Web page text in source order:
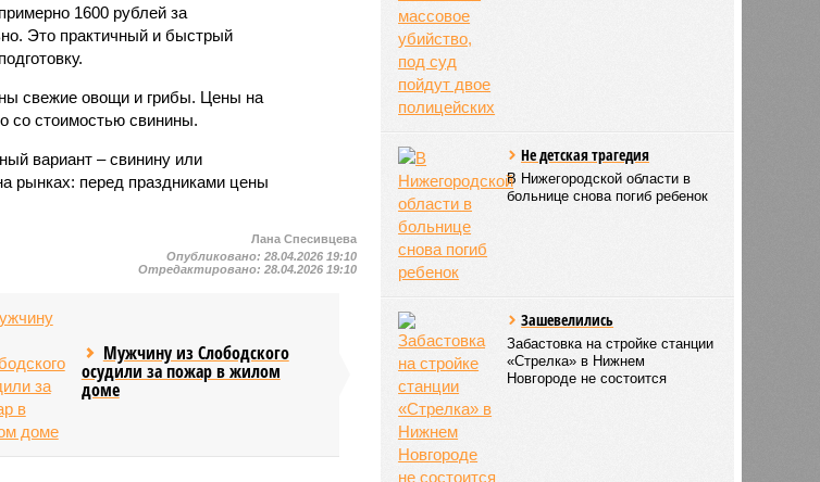
1600 рублей за
Это практичный и быстрый
свежие овощи и грибы. Цены на
со стоимостью свинины.
вариант – свинину или
рынках: перед праздниками цены
Лана Спесивцева
Опубликовано:28.04.2026 19:10
Отредактировано:28.04.2026 19:10
Мужчину из Слободского
осудили за пожар в жилом
доме
Не детская трагедия
В Нижегородской области в
больнице снова погиб ребенок
Зашевелились
Забастовка на стройке станции
«Стрелка» в Нижнем
Новгороде не состоится